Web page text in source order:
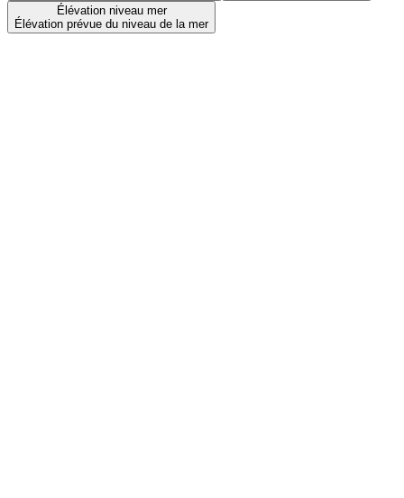
Élévation niveau mer
Élévation prévue du niveau de la mer